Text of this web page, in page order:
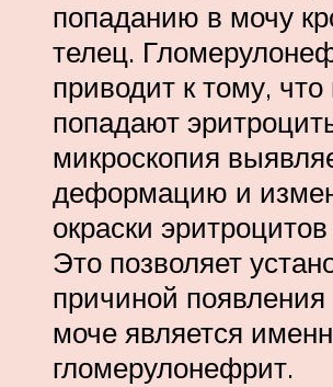
попаданию в мочу
телец.
приводит к тому,
попадают
микроскопия
деформацию и
окраски
Это позволяет
причиной появления
моче является
гломерулонефрит.